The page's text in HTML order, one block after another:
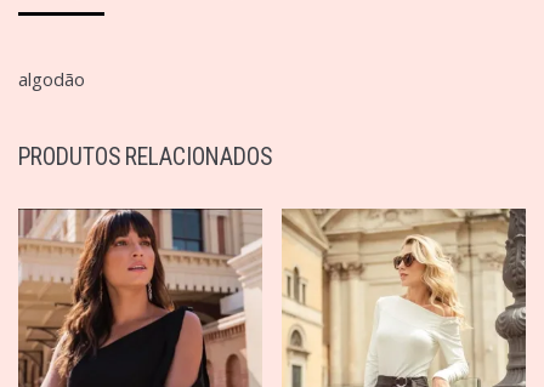
algodão
PRODUTOS RELACIONADOS